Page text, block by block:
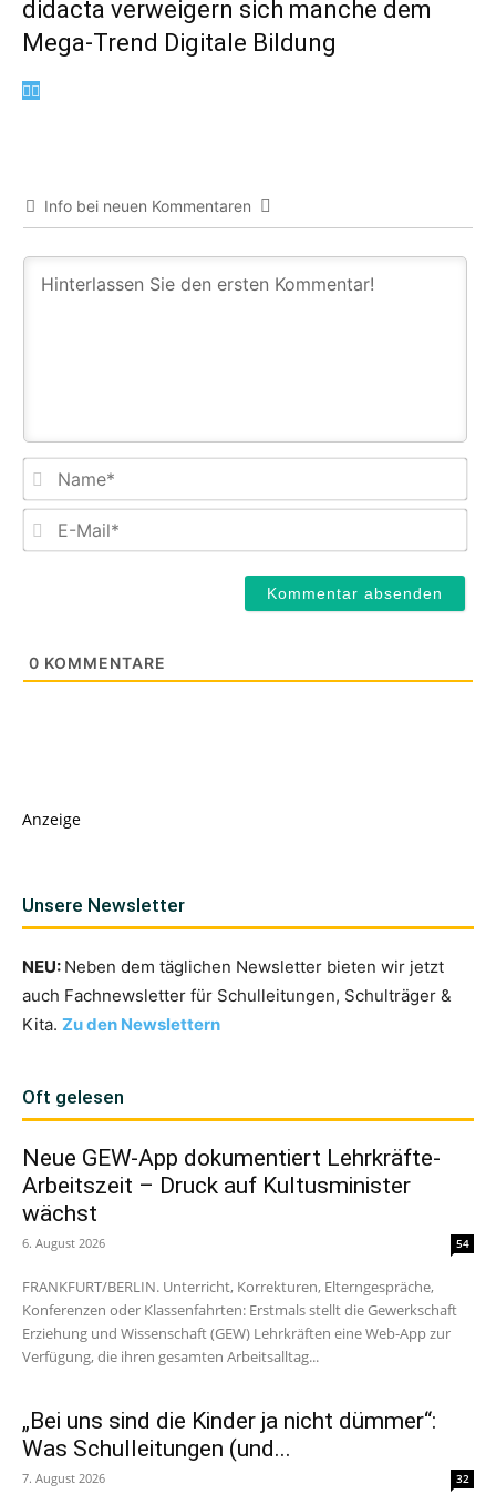
didacta verweigern sich manche dem
Mega-Trend Digitale Bildung
Info bei neuen Kommentaren
E-
0 KOMMENTARE
Anzeige
Unsere Newsletter
NEU: Neben dem täglichen Newsletter bieten wir jetzt
auch Fachnewsletter für Schulleitungen, Schulträger &
Kita. Zu den Newslettern
Oft gelesen
Neue GEW-App dokumentiert Lehrkräfte-
Arbeitszeit – Druck auf Kultusminister
wächst
6. August 2026 54
FRANKFURT/BERLIN. Unterricht, Korrekturen, Elterngespräche,
Konferenzen oder Klassenfahrten: Erstmals stellt die Gewerkschaft
Erziehung und Wissenschaft (GEW) Lehrkräften eine Web-App zur
Verfügung, die ihren gesamten Arbeitsalltag...
„Bei uns sind die Kinder ja nicht dümmer“:
Was Schulleitungen (und...
7. August 2026 32